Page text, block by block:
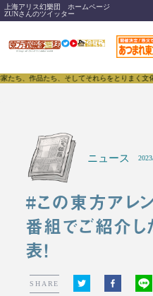
上海アリス幻樂団 ホームページ
ZUNさんのツイッター
らをとりまく文化の姿そのものを取
ニュース
#この東方アレ
番組でご紹介
表！
SHARE